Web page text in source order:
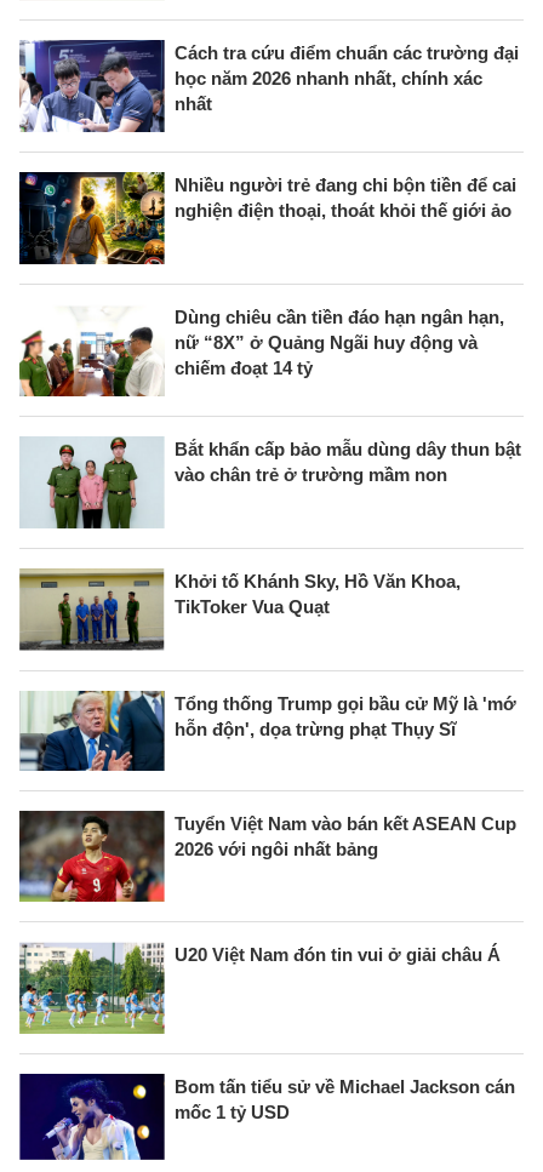
Cách tra cứu điểm chuẩn các trường đại
học năm 2026 nhanh nhất, chính xác
nhất
Nhiều người trẻ đang chi bộn tiền để cai
nghiện điện thoại, thoát khỏi thế giới ảo
Dùng chiêu cần tiền đáo hạn ngân hạn,
nữ “8X” ở Quảng Ngãi huy động và
chiếm đoạt 14 tỷ
Bắt khẩn cấp bảo mẫu dùng dây thun bật
vào chân trẻ ở trường mầm non
Khởi tố Khánh Sky, Hồ Văn Khoa,
TikToker Vua Quạt
Tổng thống Trump gọi bầu cử Mỹ là 'mớ
hỗn độn', dọa trừng phạt Thụy Sĩ
Tuyển Việt Nam vào bán kết ASEAN Cup
2026 với ngôi nhất bảng
U20 Việt Nam đón tin vui ở giải châu Á
Bom tấn tiểu sử về Michael Jackson cán
mốc 1 tỷ USD